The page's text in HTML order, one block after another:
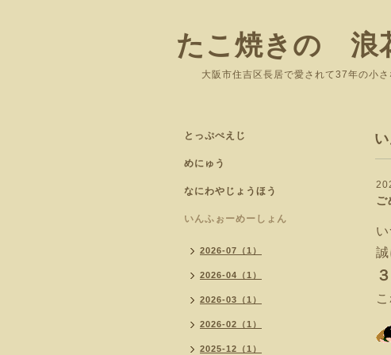
たこ焼きの 浪
大阪市住吉区長居で
ご
誠
とっぷぺえじ
めにゅう
なにわやじょうほう
いんふぉーめーしょん
2026-07（1）
2026-04（1）
2026-03（1）
2026-02（1）
2025-12（1）